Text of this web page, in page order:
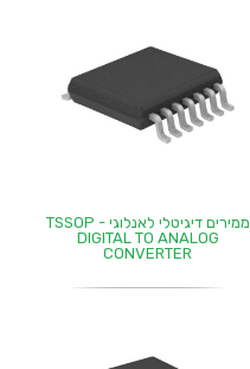
ממירים דיגיטלי לאנלוגי - TSSOP
DIGITAL TO ANALOG
CONVERTER